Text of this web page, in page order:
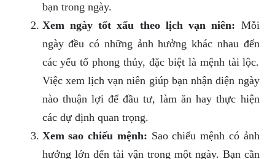
bạn trong ngày.
Xem ngày tốt xấu theo lịch vạn niên: Mỗi
ngày đều có những ảnh hưởng khác nhau đến
các yếu tố phong thủy, đặc biệt là mệnh tài lộc.
Việc xem lịch vạn niên giúp bạn nhận diện ngày
nào thuận lợi để đầu tư, làm ăn hay thực hiện
các dự định quan trọng.
Xem sao chiếu mệnh: Sao chiếu mệnh có ảnh
hưởng lớn đến tài vận trong một ngày. Bạn cần